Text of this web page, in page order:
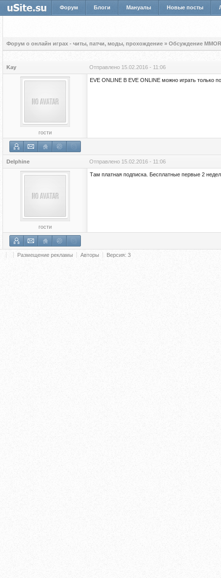
Форум Блоги Мануалы Новые посты
Форум о онлайн играх - читы, патчи, моды, прохождение » Обсуждение
Kay Отправлено 15.02.2016 - 11:06
гости
EVE ONLINE В EVE ONLINE можно играть только
Delphine Отправлено 15.02.2016 - 11:06
гости
Там платная подписка. Бесплатные первые 2
Размещение рекламы Авторы Версия: 3